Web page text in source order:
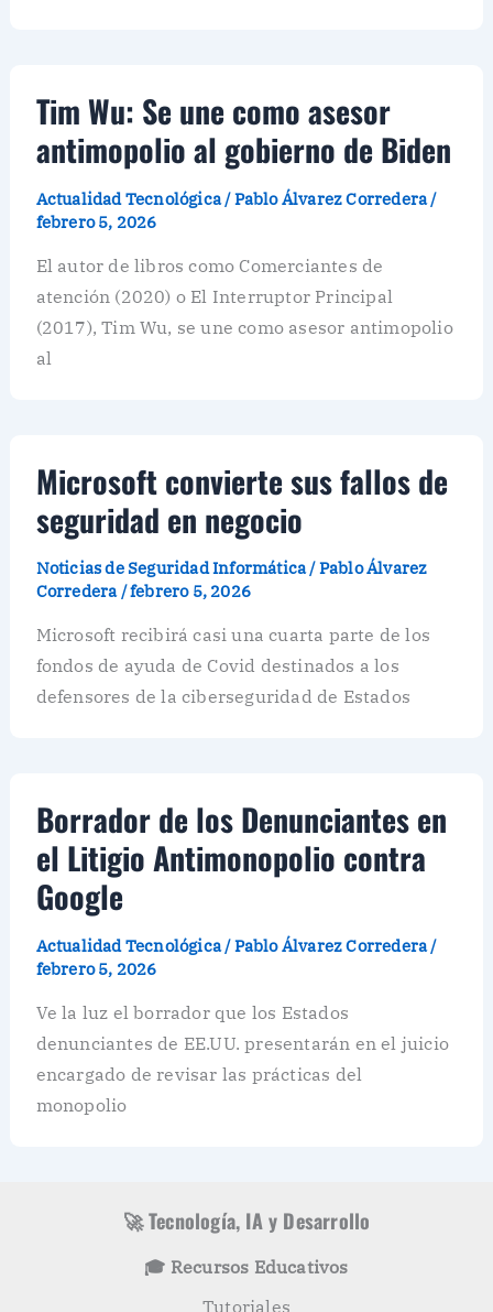
Tim Wu: Se une como asesor
antimopolio al gobierno de Biden
Actualidad Tecnológica/Pablo Álvarez Corredera/
febrero 5, 2026
El autor de libros como Comerciantes de
atención (2020) o El Interruptor Principal
(2017), Tim Wu, se une como asesor antimopolio
al
Microsoft convierte sus fallos de
seguridad en negocio
Noticias de Seguridad Informática/Pablo Álvarez
Corredera/febrero 5, 2026
Microsoft recibirá casi una cuarta parte de los
fondos de ayuda de Covid destinados a los
defensores de la ciberseguridad de Estados
Borrador de los Denunciantes en
el Litigio Antimonopolio contra
Google
Actualidad Tecnológica/Pablo Álvarez Corredera/
febrero 5, 2026
Ve la luz el borrador que los Estados
denunciantes de EE.UU. presentarán en el juicio
encargado de revisar las prácticas del
monopolio
🚀 Tecnología, IA y Desarrollo
🎓 Recursos Educativos
Tutoriales